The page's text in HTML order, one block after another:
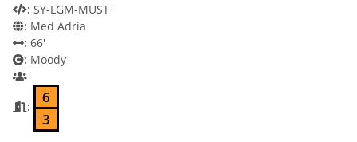
: SY-LGM-MUST
: Med Adria
: 66'
: Moody
:
6
3